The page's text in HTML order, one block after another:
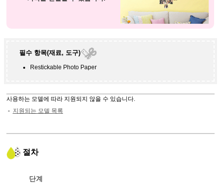
필수 항목(재료, 도구)
Restickable Photo Paper
사용하는 모델에 따라 지원되지 않을 수 있습니다.
지원되는 모델 목록
절차
단계